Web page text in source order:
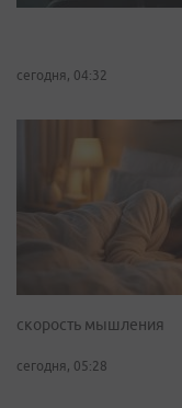
сегодня, 04:32
скорость мышления
сегодня, 05:28